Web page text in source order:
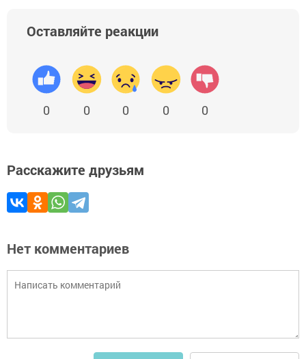
Оставляйте реакции
0 0 0 0 0
Расскажите друзьям
Нет комментариев